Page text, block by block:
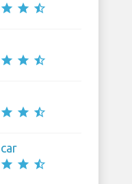
star star star_half
star star star_half
star star star_half
star star star_half